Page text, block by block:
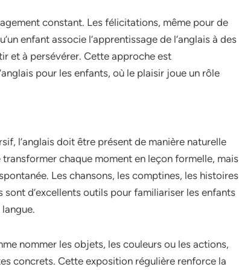
constant. Les félicitations, même pour de
enfant associe l’apprentissage de l’anglais à des
et à persévérer. Cette approche est
pour les enfants, où le plaisir joue un rôle
l’anglais doit être présent de manière naturelle
transformer chaque moment en leçon formelle, mais
Les chansons, les comptines, les histoires
d’excellents outils pour familiariser les enfants
nommer les objets, les couleurs ou les actions,
concrets. Cette exposition régulière renforce la